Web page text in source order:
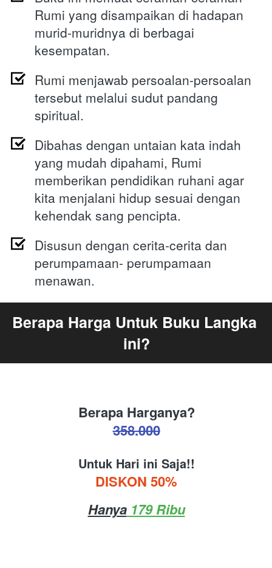
Rumi yang disampaikan di hadapan
murid-muridnya di berbagai
kesempatan.
Rumi menjawab persoalan-persoalan
tersebut melalui sudut pandang
spiritual.
Dibahas dengan untaian kata indah
yang mudah dipahami, Rumi
memberikan pendidikan ruhani agar
kita menjalani hidup sesuai dengan
kehendak sang pencipta.
Disusun dengan cerita-cerita dan
perumpamaan- perumpamaan
menawan.
Berapa Harga Untuk Buku Langka
ini?
Berapa Harganya?
358.000
Untuk Hari ini Saja!!
DISKON 50%
Hanya 179 Ribu